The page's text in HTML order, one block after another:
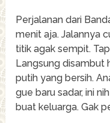
Perjalanan dari
menit aja. Jalannya
titik agak sempit.
Langsung disambut
putih yang bersih.
gue baru sadar, ini
buat keluarga. Gak